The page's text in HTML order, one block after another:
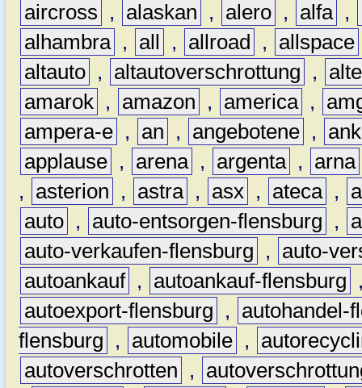
aircross
, alaskan , alero , alfa ,
alhambra , all , allroad , allspace
altauto , altautoverschrottung ,
amarok , amazon , america ,
ampera-e , an , angebotene ,
applause , arena , argenta , arna
,
asterion , astra , asx , ateca ,
auto , auto-entsorgen-flensburg ,
auto-verkaufen-flensburg
,
auto-
autoankauf , autoankauf-flensburg
autoexport-flensburg
,
autohandel-
flensburg
, automobile ,
autoverschrotten
,